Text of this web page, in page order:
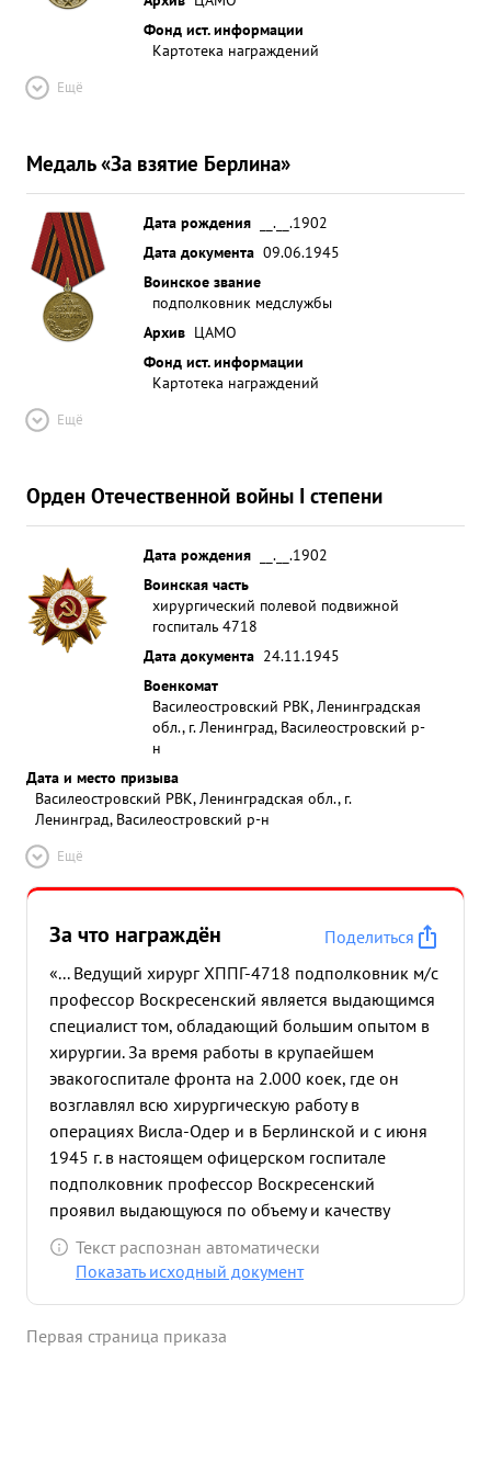
Фонд ист. информации
Картотека награждений
Ещё
Медаль «За взятие Берлина»
Дата рождения
__.__.1902
Дата документа 09.06.1945
Воинское звание
подполковник медслужбы
Архив ЦАМО
Фонд ист. информации
Картотека награждений
Ещё
Орден Отечественной войны I степени
Дата рождения
__.__.1902
Воинская часть
хирургический полевой подвижной
госпиталь 4718
Дата документа 24.11.1945
Военкомат
Василеостровский РВК, Ленинградская
обл., г. Ленинград, Василеостровский р-
н
Дата и место призыва
Василеостровский РВК, Ленинградская обл., г.
Ленинград, Василеостровский р-н
Ещё
За что награждён
Поделиться
«... Ведущий хирург ХППГ-4718 подполковник м/с
профессор Воскресенский является выдающимся
специалист том, обладающий большим опытом в
хирургии. За время работы в крупаейшем
эвакогоспитале фронта на 2.000 коек, где он
возглавлял всю хирургическую работу в
операциях Висла-Одер и в Берлинской и с июня
1945 г. в настоящем офицерском госпитале
подполковник профессор Воскресенский
проявил выдающуюся по объему и качеству
хирурги нес кую деятельность - он осуществил
образцовую организацию в трудных условиях
высококвалифицированной хирургической
Текст распознан автоматически
Показать исходный документ
Первая страница приказа